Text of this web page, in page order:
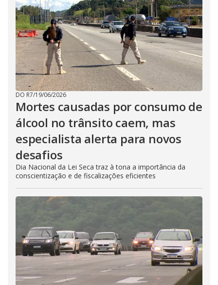
DO R7/19/06/2026
Mortes causadas por consumo de
álcool no trânsito caem, mas
especialista alerta para novos
desafios
Dia Nacional da Lei Seca traz à tona a importância da
conscientização e de fiscalizações eficientes